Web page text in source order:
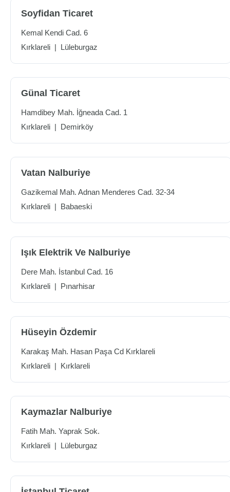
Soyfidan Ticaret
Kemal Kendi Cad. 6
Kırklareli | Lüleburgaz
Günal Ticaret
Hamdibey Mah. İğneada Cad. 1
Kırklareli | Demirköy
Vatan Nalburiye
Gazikemal Mah. Adnan Menderes Cad. 32-34
Kırklareli | Babaeski
Işık Elektrik Ve Nalburiye
Dere Mah. İstanbul Cad. 16
Kırklareli | Pınarhisar
Hüseyin Özdemir
Karakaş Mah. Hasan Paşa Cd Kırklareli
Kırklareli | Kırklareli
Kaymazlar Nalburiye
Fatih Mah. Yaprak Sok.
Kırklareli | Lüleburgaz